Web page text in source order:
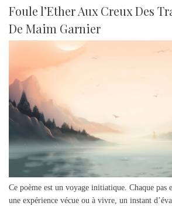
Foule l’Ether Aux Creux Des
De Maim Garnier
Ce poème est un voyage initiatique. Chaque pas
une expérience vécue ou à vivre, un instant